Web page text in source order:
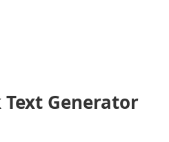
Generator